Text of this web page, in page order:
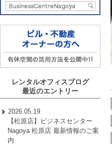
レンタルオフィスブログ
最近のエントリー
2026.05.19
【松原店】ビジネスセンター
Nagoya 松原店 最新情報のご案
内